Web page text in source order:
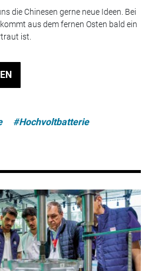
die Chinesen gerne neue Ideen. Bei
aus dem fernen Osten bald ein
ist.
#Hochvoltbatterie